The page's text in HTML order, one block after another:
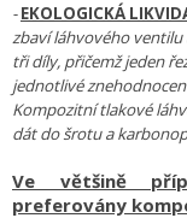
-EKOLOGICKÁ
zbaví láhvového
tři díly, přičemž jeden
jednotlivé
Kompozitní tlakové
dát do šrotu a
Ve většině
preferovány